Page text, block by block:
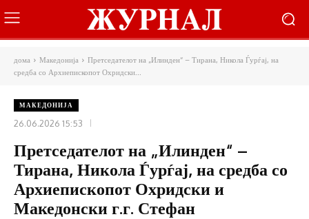
дома Македонија
Претседателот на „Илинден“ – Тирана, Никола Ѓурѓај, на
средба со Архиепископот Охридски...
МАКЕДОНИЈА
26.06.2026 15:53
Претседателот на „Илинден“ –
Тирана, Никола Ѓурѓај, на средба со
Архиепископот Охридски и
Македонски г.г. Стефан